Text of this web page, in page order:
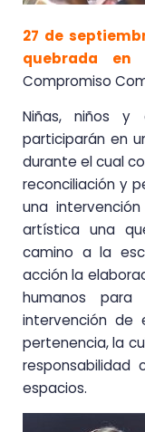
27 de
quebrada en
Compromiso
Niñas, niños y
participarán en
durante el cual
reconciliación y
una
artística una
camino a la
acción la
humanos
intervención de
pertenencia, la
espacios.